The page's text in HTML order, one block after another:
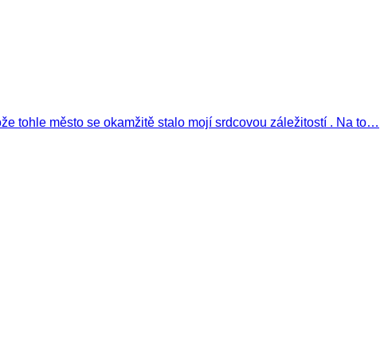
tohle město se okamžitě stalo mojí srdcovou záležitostí . Na to…